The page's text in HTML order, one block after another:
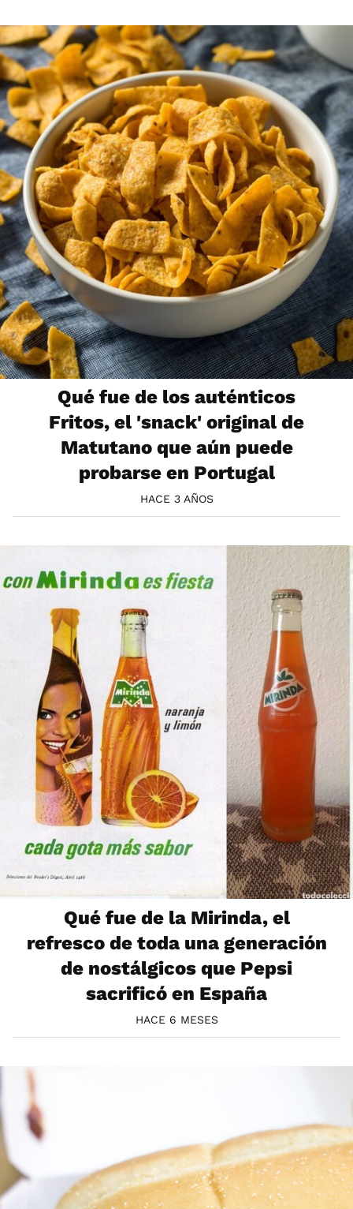
Qué fue de los auténticos
Fritos, el 'snack' original de
Matutano que aún puede
probarse en Portugal
HACE 3 AÑOS
Qué fue de la Mirinda, el
refresco de toda una generación
de nostálgicos que Pepsi
sacrificó en España
HACE 6 MESES